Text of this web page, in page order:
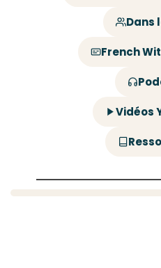
Dans
French
Vidéos